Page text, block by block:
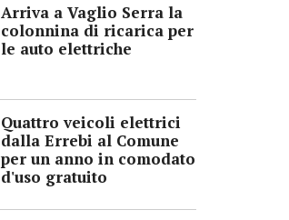
Arriva a Vaglio Serra la
colonnina di ricarica per
le auto elettriche
Quattro veicoli elettrici
dalla Errebi al Comune
per un anno in comodato
d'uso gratuito